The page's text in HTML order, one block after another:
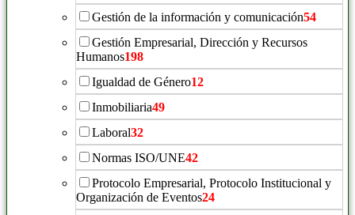
Gestión de la información y comunicación54
Gestión Empresarial, Dirección y Recursos
Humanos198
Igualdad de Género12
Inmobiliaria49
Laboral32
Normas ISO/UNE42
Protocolo Empresarial, Protocolo Institucional y
Organización de Eventos24